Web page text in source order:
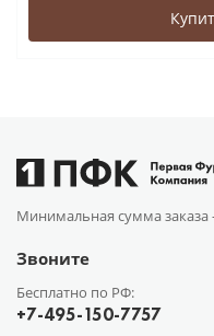
Минимальная сумма
Звоните
Бесплатно по РФ:
+7-495-150-7757